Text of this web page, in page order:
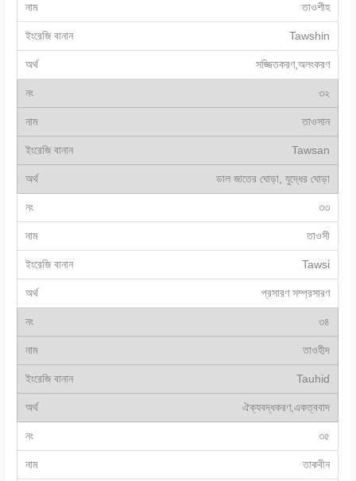
তাওশীহ
Tawshin
সজ্জিতকরণ,অলংকরণ
৩২
তাওসান
Tawsan
ডাল জাতের ঘোড়া, যুদ্ধের ঘোড়া
৩৩
তাওসী
Tawsi
প্রসারণ সম্প্রসারণ
৩৪
তাওহীদ
Tauhid
ঐক্যবদ্ধকরণ,একত্ববাদ
৩৫
তাকবীন